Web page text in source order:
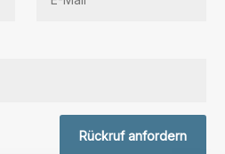
Rückruf anfordern